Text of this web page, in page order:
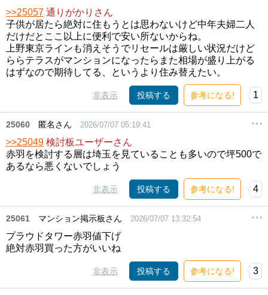
>>25057 通りがかりさん
子供が居たら絶対に住もうとは思わないけど中年夫婦二人
だけだとここ以上に便利で安い所ないからね。
上野東京ラインも消えそうでリセールは厳しい状況だけど
ららテラスがマンションになったらまた相場が盛り上がる
はずなので期待してる、というより住み替えたい。
非表示 投稿する 参考になる! 1
25060 匿名さん 2026/07/07 05:19:41
>>25049 検討板ユーザーさん
赤羽を検討する層は埼玉を見ていることも多いので坪500で
あるなら悪くないでしょう
非表示 投稿する 参考になる! 4
25061 マンション掲示板さん 2026/07/07 13:32:54
プラウドタワー赤羽値下げ
絶対赤羽買った方がいいね
非表示 投稿する 参考になる! 3